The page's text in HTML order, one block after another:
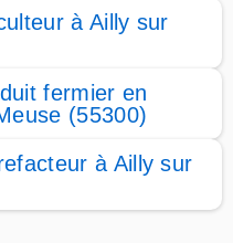
à Ailly sur
fermier en
(55300)
à Ailly sur